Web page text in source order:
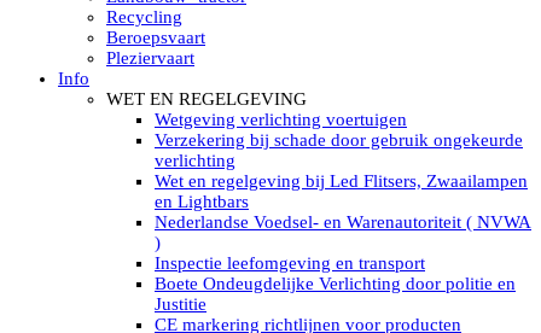
Led veiligheidsverlichting
Led werklamp tractor
Led werklamp ADR
Led werklamp drukwaterdicht IP69K
Led werklampen assortiment Tralert
Led breedstralers Lazer
Led werklampen in Subcategorieën
LED WERKVERLICHTING
LED’s work werklamp met accu
LED’s work werklamp portable 220V
LED’s work werklamp Hybride
Led lichtslang 220 Volt
LED’s work werklamp met statief 220V
LED’s light PRO schijnwerpers 220V
LED High Bay verlichting 220V
Subcategorieën Led werkverlichting
Recycling
Beroepsvaart
Pleziervaart
Info
WET EN REGELGEVING
Wetgeving verlichting voertuigen
Verzekering bij schade door gebruik ongekeurde
verlichting
Wet en regelgeving bij Led Flitsers, Zwaailampen
en Lightbars
Nederlandse Voedsel- en Warenautoriteit ( NVWA
)
Inspectie leefomgeving en transport
Boete Ondeugdelijke Verlichting door politie en
Justitie
CE markering richtlijnen voor producten